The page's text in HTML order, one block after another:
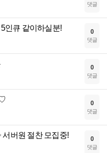
댓글
인큐 같이하실분! 0
댓글
0
댓글
0
댓글
서버원 절찬 모집중! 0
댓글